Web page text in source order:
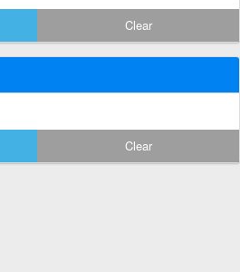
Clear
Clear